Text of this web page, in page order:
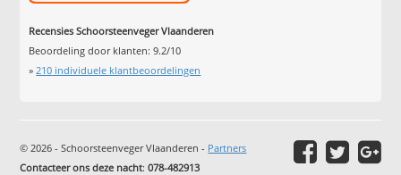
Recensies Schoorsteenveger Vlaanderen
Beoordeling door klanten:9.2/10
»210 individuele klantbeoordelingen
© 2026 - Schoorsteenveger Vlaanderen - Partners
Contacteer ons deze nacht:078-482913